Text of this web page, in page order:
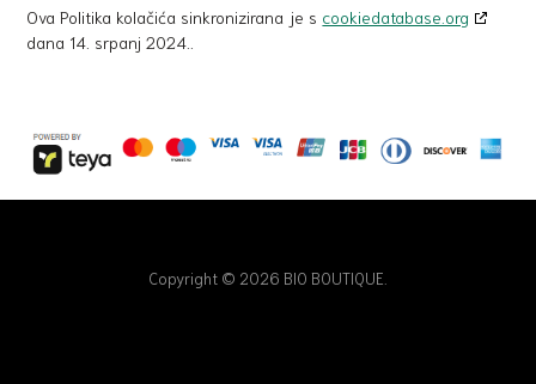
Ova Politika kolačića sinkronizirana je s cookiedatabase.org
dana 14. srpanj 2024..
Copyright © 2026 BIO BOUTIQUE.